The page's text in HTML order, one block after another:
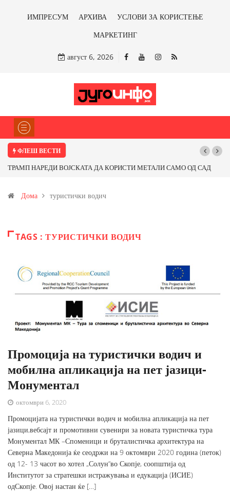
ИМПРЕСУМ АРХИВА
УСЛОВИ ЗА КОРИСТЕЊЕ
МАРКЕТИНГ
август 6, 2026
ФЛЕШ ВЕСТИ
ТРАМП НАРЕДИ ВОЈСКАТА ДА КОРИСТИ МЕТАЛИ САМО ОД САД
Иловица и со антимонот?
Дома туристички водич
TAGS : ТУРИСТИЧКИ ВОДИЧ
Промоција на туристички водич и
мобилна апликација на пет јазици-
Монументал
октомври 6, 2020
Промоцијата на туристички водич и мобилна апликација на пет
јазици,вебсајт и промотивни сувенири за новата туристичка тура
Монументал МК –Споменици и бруталистичка архитектура на
Северна Македонија ќе сеодржи на 9 октомври 2020 година (петок)
од 12- 13 часот во хотел „Солун“во Скопје, соопштија од
Институтот за стратешки истражувања и едукација (ИСИЕ)
одСкопје. Овој настан ќе […]